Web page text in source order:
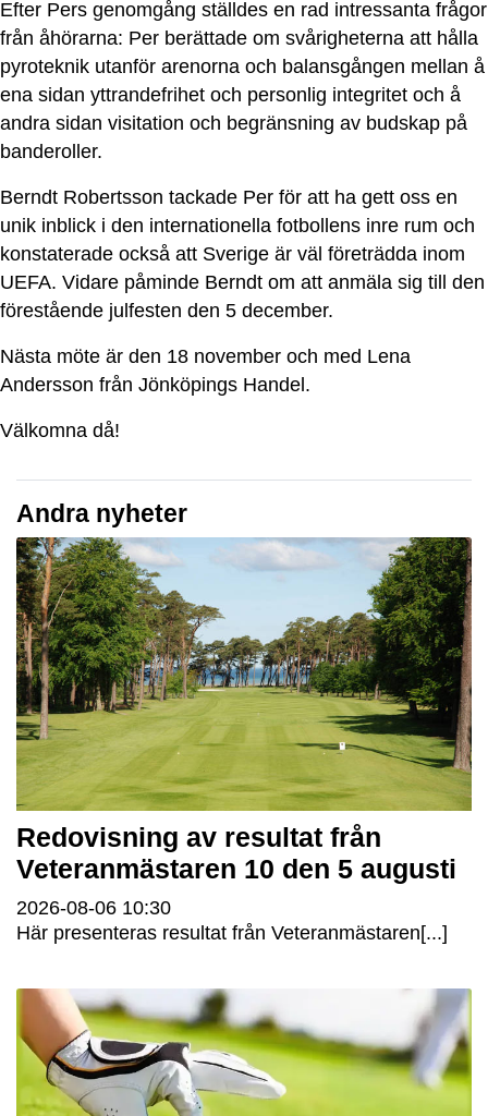
Efter Pers genomgång ställdes en rad intressanta frågor
från åhörarna: Per berättade om svårigheterna att hålla
pyroteknik utanför arenorna och balansgången mellan å
ena sidan yttrandefrihet och personlig integritet och å
andra sidan visitation och begränsning av budskap på
banderoller.
Berndt Robertsson tackade Per för att ha gett oss en
unik inblick i den internationella fotbollens inre rum och
konstaterade också att Sverige är väl företrädda inom
UEFA. Vidare påminde Berndt om att anmäla sig till den
förestående julfesten den 5 december.
Nästa möte är den 18 november och med Lena
Andersson från Jönköpings Handel.
Välkomna då!
Andra nyheter
Redovisning av resultat från
Veteranmästaren 10 den 5 augusti
2026-08-06 10:30
Här presenteras resultat från Veteranmästaren[...]